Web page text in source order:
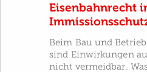
Eisenbahnrecht
Beim Bau und
sind Einwirkungen
nicht vermeidbar.